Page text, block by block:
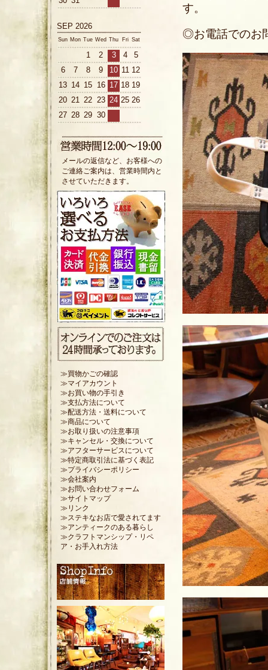
す。
◎お電話でのお
SEP 2026
Sun Mon Tue Wed Thu Fri Sat
1 2 3 4
5
6
7 8 9 10 11 12
13 14 15 16 17 18 19
20 21 22 23 24 25 26
27 28 29 30
メールの返信など、お客様への
ご連絡ご案内は、営業時間内と
させていただきます。
≫買物かごの確認
≫マイアカウント
≫お買い物の手引き
≫支払方法について
≫配送方法・送料について
≫商品について
≫お取り扱いの注意事項
≫キャンセル・交換について
≫アフターサービスについて
≫特定商取引法に基づく表記
≫プライバシーポリシー
≫会社案内
≫お問い合わせフォーム
≫サイトマップ
≫リンク
≫ステキなお店で愛されてます
≫アンティークのある暮らし
≫クラフトマンシップ・リペ
ア・お手入れ方法